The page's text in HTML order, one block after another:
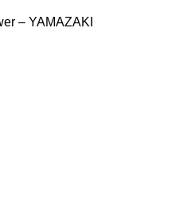
– YAMAZAKI